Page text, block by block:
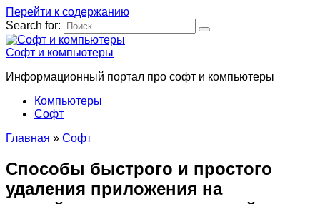
Перейти к содержанию
Search for:
Софт и компьютеры
Информационный портал про софт и компьютеры
Компьютеры
Софт
Главная » Софт
Способы быстрого и простого
удаления приложения на